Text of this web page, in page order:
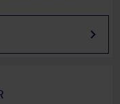
keyboard_arrow_right